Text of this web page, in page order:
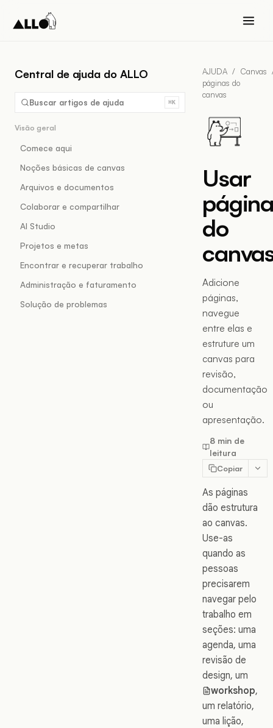
Central de ajuda do ALLO
Buscar artigos de ajuda ⌘K
Visão geral
Comece aqui
Noções básicas de canvas
Arquivos e documentos
Colaborar e compartilhar
AI Studio
Projetos e metas
Encontrar e recuperar trabalho
Administração e faturamento
Solução de problemas
AJUDA / Canvas
páginas do
canvas
Usar
do
Adicione
páginas,
navegue
entre elas e
estruture um
canvas para
revisão,
documentação
ou
apresentação.
8 min de
leitura
Copiar
As páginas
dão estrutura
ao canvas.
Use-as
quando as
pessoas
precisarem
navegar pelo
trabalho em
seções: uma
agenda, uma
revisão de
design, um
workshop,
um relatório,
uma lição,